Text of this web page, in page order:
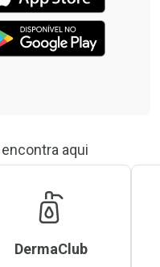
aqui
DermaClub